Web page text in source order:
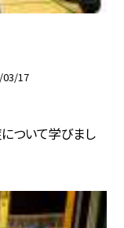
03/17
ついて学びまし